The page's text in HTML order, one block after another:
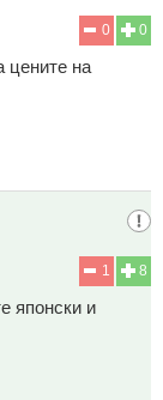
0
0
цените на
8
1
японски и